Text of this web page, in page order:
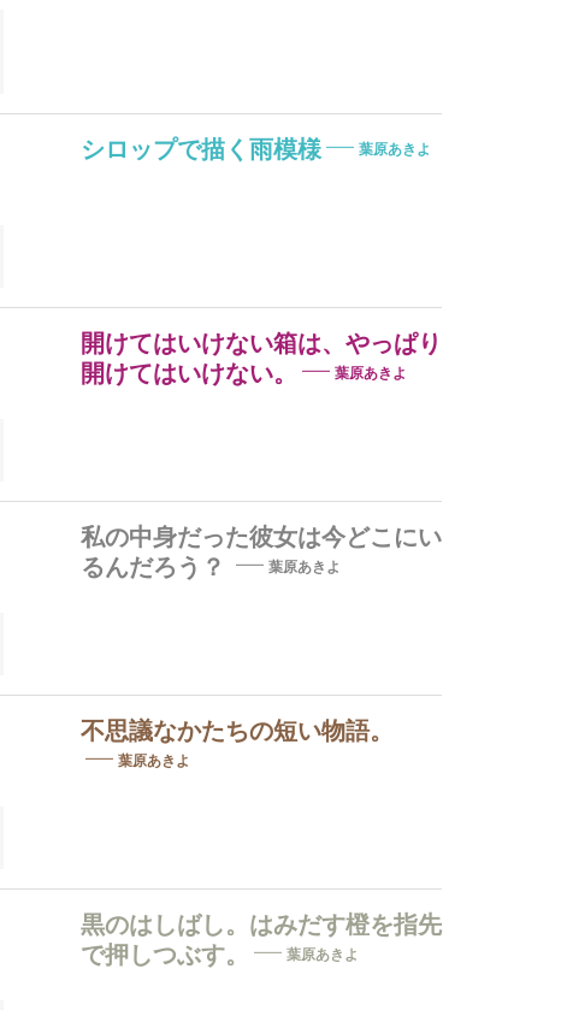
シロップで描く雨模様 葉原あきよ
開けてはいけない箱は、やっぱり
開けてはいけない。
葉原あきよ
私の中身だった彼女は今どこにい
るんだろう？
葉原あきよ
不思議なかたちの短い物語。
葉原あきよ
黒のはしばし。はみだす橙を指先
で押しつぶす。
葉原あきよ